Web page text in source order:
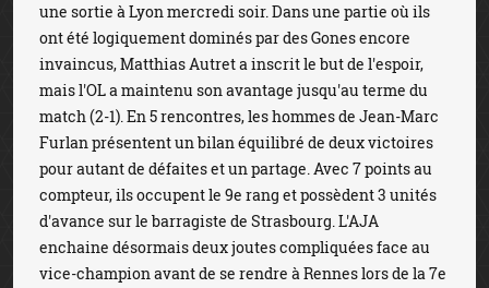
une sortie à Lyon mercredi soir. Dans une partie où ils
ont été logiquement dominés par des Gones encore
invaincus, Matthias Autret a inscrit le but de l'espoir,
mais l'OL a maintenu son avantage jusqu'au terme du
match (2-1). En 5 rencontres, les hommes de Jean-Marc
Furlan présentent un bilan équilibré de deux victoires
pour autant de défaites et un partage. Avec 7 points au
compteur, ils occupent le 9e rang et possèdent 3 unités
d'avance sur le barragiste de Strasbourg. L'AJA
enchaine désormais deux joutes compliquées face au
vice-champion avant de se rendre à Rennes lors de la 7e